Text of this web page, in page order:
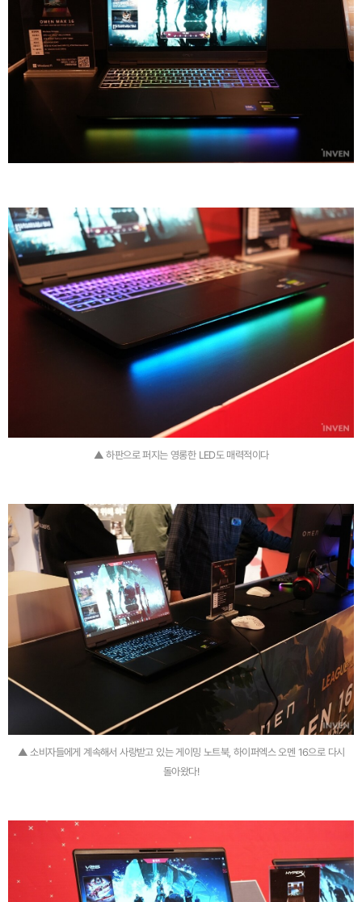
▲ 하판으로 퍼지는 영롱한 LED도 매력적이다
▲ 소비자들에게 계속해서 사랑받고 있는 게이밍 노트북, 하이퍼엑스 오멘 16으로 다시
돌아왔다!